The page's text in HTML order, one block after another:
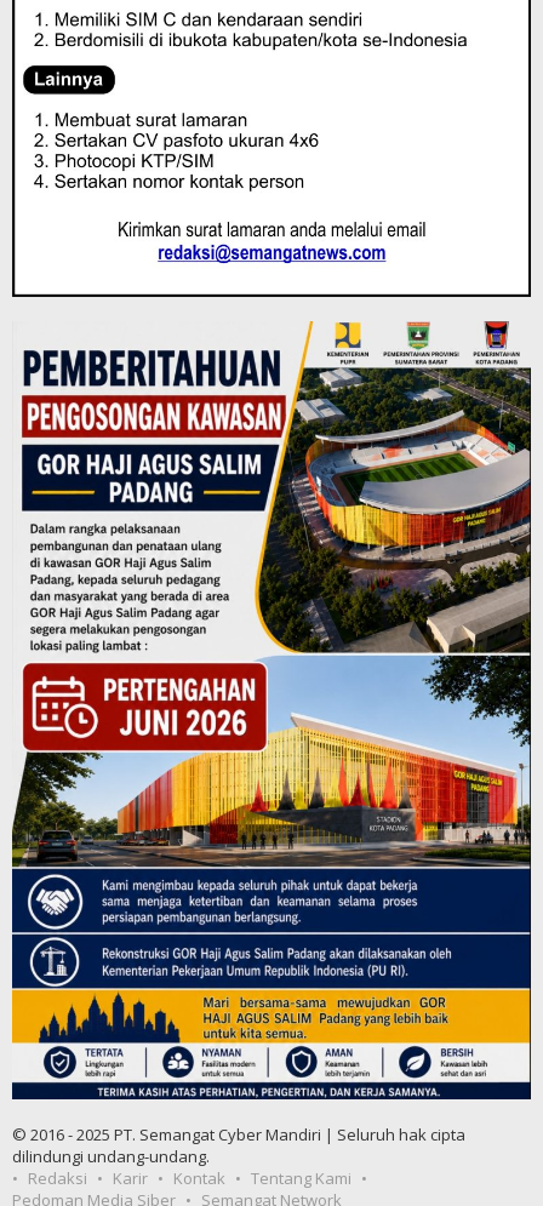
© 2016 - 2025 PT. Semangat Cyber Mandiri | Seluruh hak cipta
dilindungi undang-undang.
Redaksi
Karir Kontak
Tentang Kami
Pedoman Media Siber
Semangat Network